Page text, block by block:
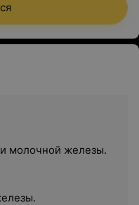
молочной железы.